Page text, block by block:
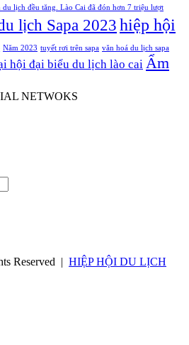
du lịch đều tăng. Lào Cai đã đón hơn 7 triệu lượt
lịch Sapa 2023 hiệp hội
Năm 2023 tuyết rơi trên sapa văn hoá du lịch sapa
hội đại biểu du lịch lào cai Ẩm
NETWOKS
Reserved | HIỆP HỘI DU LỊCH